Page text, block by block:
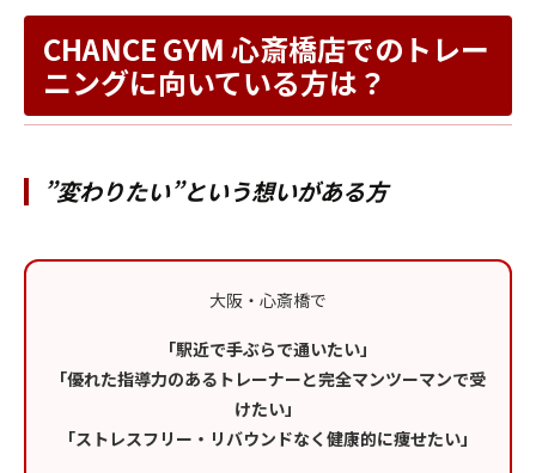
CHANCE GYM 心斎橋店でのトレー
ニングに向いている方は？
”変わりたい”という想いがある方
大阪・心斎橋で
「駅近で手ぶらで通いたい」
「優れた指導力のあるトレーナーと完全マンツーマンで受
けたい」
「ストレスフリー・リバウンドなく健康的に痩せたい」